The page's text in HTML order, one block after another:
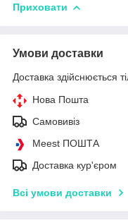
Приховати
Умови доставки
Доставка здійснюється
Нова Пошта
Самовивіз
Meest ПОШТА
Доставка кур'єром
Всі умови доставки